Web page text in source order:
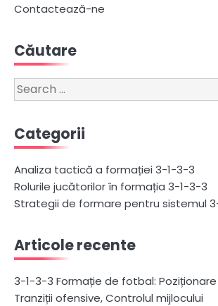
Contactează-ne
Căutare
Search
for:
Categorii
Analiza tactică a formației 3-1-3-3
Rolurile jucătorilor în formația 3-1-3-3
Strategii de formare pentru sistemul
Articole recente
3-1-3-3 Formație de fotbal:
Tranziții ofensive, Controlul mijlocului